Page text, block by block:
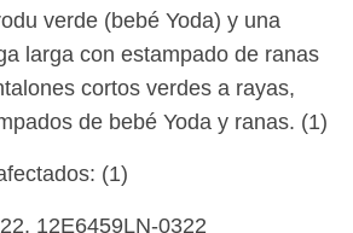
verde (bebé Yoda) y una
larga con estampado de ranas
cortos verdes a rayas,
de bebé Yoda y ranas. (1)
(1)
12E6459LN-0322